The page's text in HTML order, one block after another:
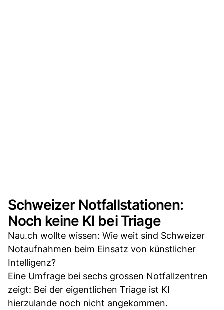
Schweizer Notfallstationen:
Noch keine KI bei Triage
Nau.ch wollte wissen: Wie weit sind Schweizer
Notaufnahmen beim Einsatz von künstlicher
Intelligenz?
Eine Umfrage bei sechs grossen Notfallzentren
zeigt: Bei der eigentlichen Triage ist KI
hierzulande noch nicht angekommen.